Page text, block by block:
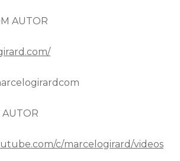
AUTOR
c/marcelogirard/videos